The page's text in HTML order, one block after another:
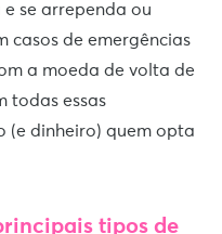
se arrependa ou
casos de emergências
a moeda de volta de
todas essas
(e dinheiro) quem opta
tipos de